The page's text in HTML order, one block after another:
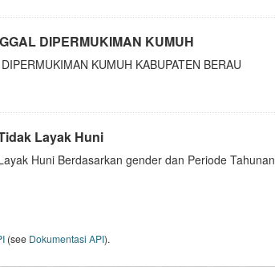
DIPERMUKIMAN KUMUH
KUMUH KABUPATEN BERAU
Layak Huni
Huni Berdasarkan gender dan Periode Tahunan
(see Dokumentasi API).